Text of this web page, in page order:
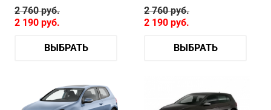
2 760руб.
2 190 руб.
ВЫБРАТЬ
2 760руб.
2 190 руб.
ВЫБРАТЬ